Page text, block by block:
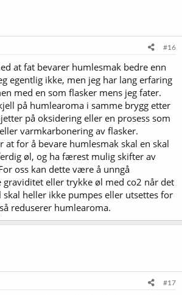
#16
at fat bevarer humlesmak bedre enn
egentlig ikke, men jeg har lang erfaring
med en som flasker mens jeg fater.
på humlearoma i samme brygg etter
på oksidering eller en prosess som
varmkarbonering av flasker.
at for å bevare humlesmak skal en skal
øl, og ha færest mulig skifter av
oss kan dette være å unngå
eller trykke øl med co2 når det
skal heller ikke pumpes eller utsettes for
reduserer humlearoma.
#17